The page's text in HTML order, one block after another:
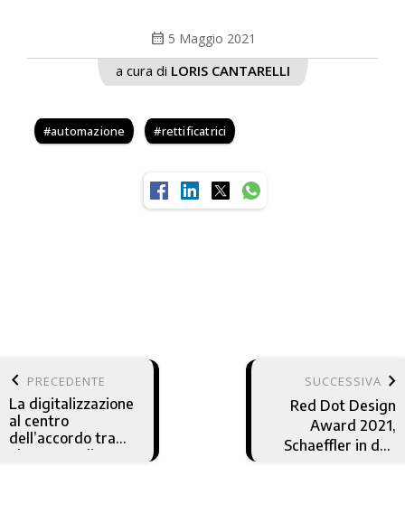
calendar_month 5 Maggio 2021
a cura di LORIS CANTARELLI
automazione rettificatrici
keyboard_arrow_left PRECEDENTE
La digitalizzazione
al centro
dell’accordo tra
Siemens Italia e
SUCCESSIVA keyboard_arrow_right
Red Dot Design
Award 2021,
Schaeffler in due